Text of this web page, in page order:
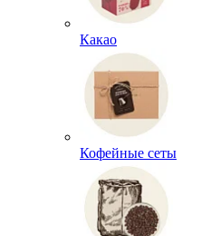
Какао
Кофейные сеты